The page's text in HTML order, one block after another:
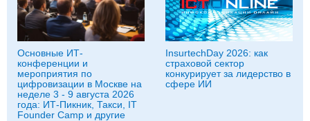
Основные ИТ-
конференции и
мероприятия по
цифровизации в Москве на
неделе 3 - 9 августа 2026
года: ИТ-Пикник, Такси, IT
Founder Camp и другие
InsurtechDay 2026: как
страховой сектор
конкурирует за лидерство в
сфере ИИ